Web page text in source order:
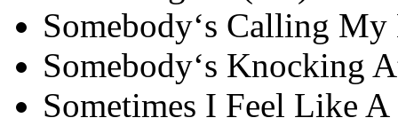
Somebody‘s Calling
Somebody‘s Knocking
Sometimes I Feel Like